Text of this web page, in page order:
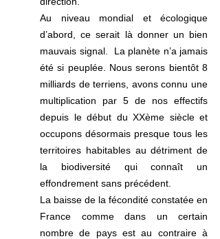
Au niveau mondial et écologique
d’abord, ce serait là donner un bien
mauvais signal.  La planète n’a jamais
été si peuplée. Nous serons bientôt 8
milliards de terriens, avons connu une
multiplication par 5 de nos effectifs
depuis le début du XXème siècle et
occupons désormais presque tous les
territoires habitables au détriment de
la biodiversité qui connaît un
effondrement sans précédent.
La baisse de la fécondité constatée en
France comme dans un certain
nombre de pays est au contraire à